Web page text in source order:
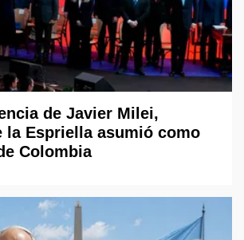
de Javier Milei,
la Espriella asumió como
Colombia